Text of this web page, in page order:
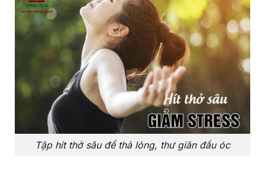
Tập hít thở sâu để thả lỏng, thư giãn đầu óc